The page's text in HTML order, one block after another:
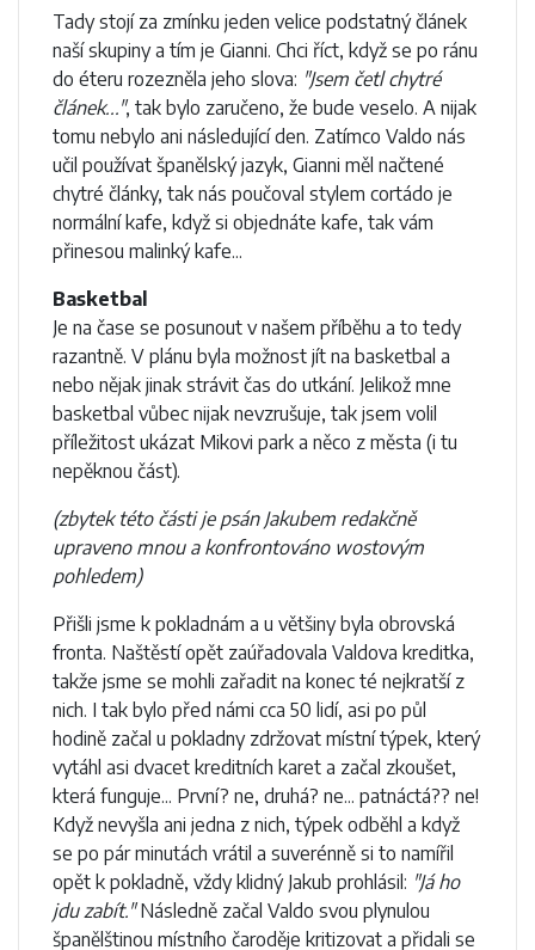
Tady stojí za zmínku jeden velice podstatný článek
naší skupiny a tím je Gianni. Chci říct, když se po ránu
do éteru rozezněla jeho slova: "Jsem četl chytré
článek...", tak bylo zaručeno, že bude veselo. A nijak
tomu nebylo ani následující den. Zatímco Valdo nás
učil používat španělský jazyk, Gianni měl načtené
chytré články, tak nás poučoval stylem cortádo je
normální kafe, když si objednáte kafe, tak vám
přinesou malinký kafe...
Basketbal
Je na čase se posunout v našem příběhu a to tedy
razantně. V plánu byla možnost jít na basketbal a
nebo nějak jinak strávit čas do utkání. Jelikož mne
basketbal vůbec nijak nevzrušuje, tak jsem volil
příležitost ukázat Mikovi park a něco z města (i tu
nepěknou část).
(zbytek této části je psán Jakubem redakčně
upraveno mnou a konfrontováno wostovým
pohledem)
Přišli jsme k pokladnám a u většiny byla obrovská
fronta. Naštěstí opět zaúřadovala Valdova kreditka,
takže jsme se mohli zařadit na konec té nejkratší z
nich. I tak bylo před námi cca 50 lidí, asi po půl
hodině začal u pokladny zdržovat místní týpek, který
vytáhl asi dvacet kreditních karet a začal zkoušet,
která funguje... První? ne, druhá? ne... patnáctá?? ne!
Když nevyšla ani jedna z nich, týpek odběhl a když
se po pár minutách vrátil a suverénně si to namířil
opět k pokladně, vždy klidný Jakub prohlásil: "Já ho
jdu zabít."Následně začal Valdo svou plynulou
španělštinou místního čaroděje kritizovat a přidali se